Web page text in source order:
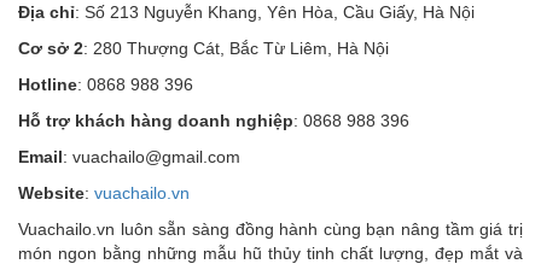
Địa chỉ: Số 213 Nguyễn Khang, Yên Hòa, Cầu Giấy, Hà Nội
Cơ sở 2: 280 Thượng Cát, Bắc Từ Liêm, Hà Nội
Hotline: 0868 988 396
Hỗ trợ khách hàng doanh nghiệp: 0868 988 396
Email: vuachailo@gmail.com
Website: vuachailo.vn
Vuachailo.vn luôn sẵn sàng đồng hành cùng bạn nâng tầm giá trị
món ngon bằng những mẫu hũ thủy tinh chất lượng, đẹp mắt và